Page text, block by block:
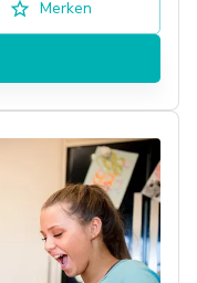
Merken